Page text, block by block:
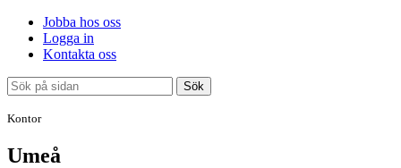
Jobba hos oss
Logga in
Kontakta oss
Sök
Kontor
Umeå